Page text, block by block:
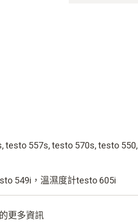
testo 557s, testo 570s, testo 550,
549i，溫濕度計testo 605i
更多資訊